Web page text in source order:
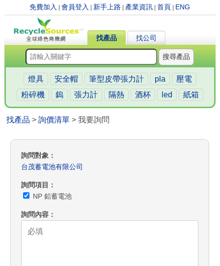
免費加入 |會員登入 新手上路 產業資訊 |首頁 ENG
找產品 找公司
搜尋產品
燈具 安全帽 筆型皮帶張力計 pla
壓電
粉碎機
鎢 張力計 隔熱 酒杯 led 紙箱
找產品 >詢價清單 > 我要詢問
詢問對象
台茂蓄電池有限公司
詢問項目
NP 鉛蓄電池
詢問內容